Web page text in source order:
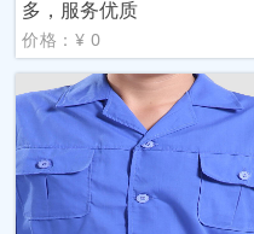
多，服务优质
价格：¥ 0